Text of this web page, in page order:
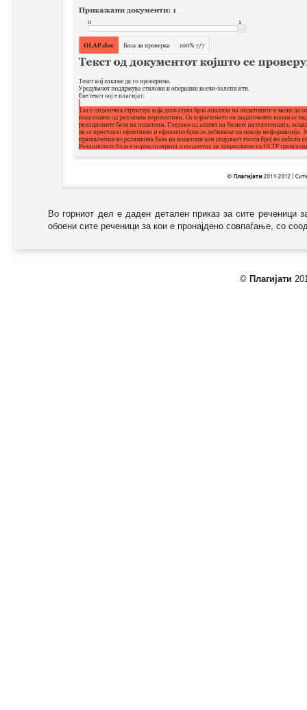
Во горниот дел е даден детален приказ за сите реченици
обоени сите реченици за кои е пронајдено совпаѓање, со
© Плагијати